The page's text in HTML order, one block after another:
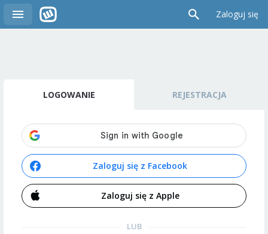
Zaloguj się
LOGOWANIE REJESTRACJA
Zaloguj się z Facebook
Zaloguj się z Apple
LUB